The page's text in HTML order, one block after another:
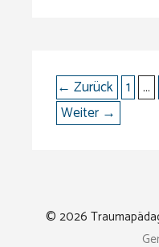
← Zurück Seite
1 …
Weiter →
© 2026